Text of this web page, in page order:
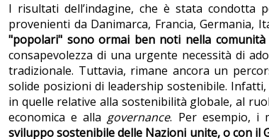
I risultati dell’indagine, che è stata condotta
provenienti da Danimarca, Francia, Germania,
"popolari" sono ormai ben noti nella
consapevolezza di una urgente necessità di
tradizionale. Tuttavia, rimane ancora un
solide posizioni di leadership sostenibile.
in quelle relative alla sostenibilità globale, al
economica e alla governance. Per esempio, i
sviluppo sostenibile delle Nazioni unite, o con il